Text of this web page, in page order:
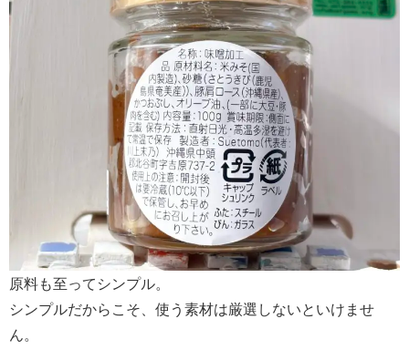
原料も至ってシンプル。
シンプルだからこそ、使う素材は厳選しないといけませ
ん。